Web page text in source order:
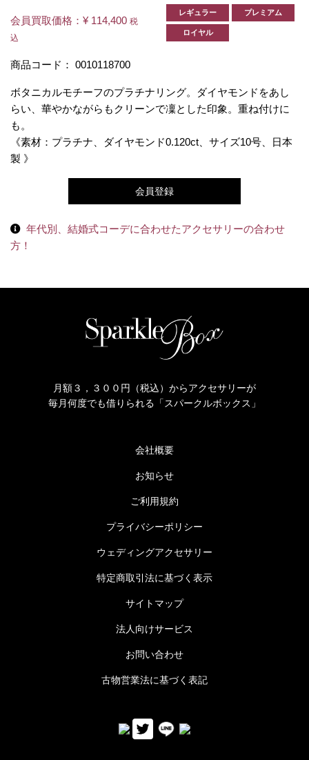
会員買取価格： ¥ 114,400 税
込
商品コード： 0010118700
レギュラー プレミアム
ロイヤル
ボタニカルモチーフのプラチナリング。ダイヤモンドをあし
らい、華やかながらもクリーンで凜とした印象。重ね付けに
も。
《素材：プラチナ、ダイヤモンド0.120ct、サイズ10号、日本
製 》
会員登録
年代別、結婚式コーデに合わせたアクセサリーの合わせ
方！
月額３，３００円（税込）からアクセサリーが
毎月何度でも借りられる「スパークルボックス」
会社概要
お知らせ
ご利用規約
プライバシーポリシー
ウェディングアクセサリー
特定商取引法に基づく表示
サイトマップ
法人向けサービス
お問い合わせ
古物営業法に基づく表記